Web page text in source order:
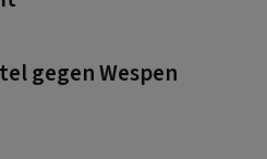
gegen Wespen